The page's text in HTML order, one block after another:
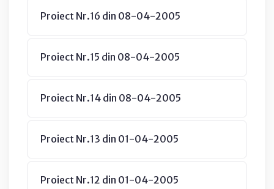
Proiect Nr.16 din 08-04-2005
Proiect Nr.15 din 08-04-2005
Proiect Nr.14 din 08-04-2005
Proiect Nr.13 din 01-04-2005
Proiect Nr.12 din 01-04-2005